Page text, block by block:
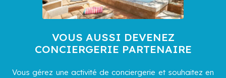
VOUS AUSSI DEVENEZ
CONCIERGERIE PARTENAIRE
Vous gérez une activité de conciergerie et souhaitez en